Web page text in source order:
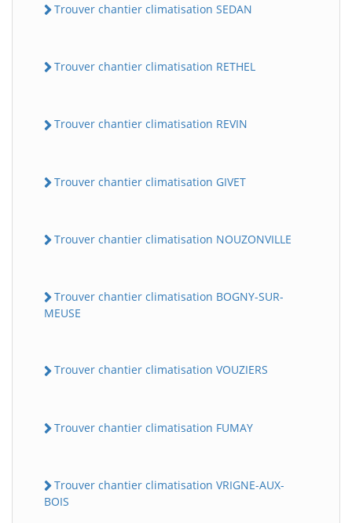
Trouver chantier climatisation SEDAN
Trouver chantier climatisation RETHEL
Trouver chantier climatisation REVIN
Trouver chantier climatisation GIVET
Trouver chantier climatisation NOUZONVILLE
Trouver chantier climatisation BOGNY-SUR-
MEUSE
Trouver chantier climatisation VOUZIERS
Trouver chantier climatisation FUMAY
Trouver chantier climatisation VRIGNE-AUX-
BOIS